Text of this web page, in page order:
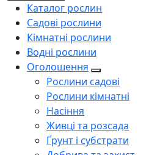
Каталог рослин
Садові рослини
Кімнатні рослини
Водні рослини
Оголошення
Рослини садові
Рослини кімнатні
Насіння
Живці та розсада
Ґрунт і субстрати